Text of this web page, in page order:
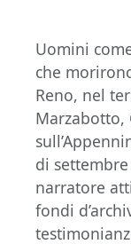
Uomini
che
Reno, nel
Marzabotto,
di
narratore
fondi